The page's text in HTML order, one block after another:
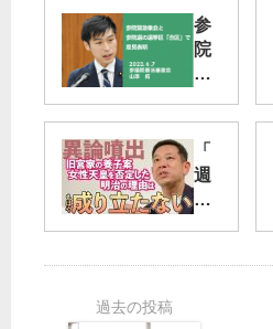
参
院
緊
集
会
と
の
「
週
刊
徹